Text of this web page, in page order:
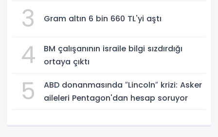
3 Gram altın 6 bin 660 TL'yi aştı
4
BM çalışanının israile bilgi sızdırdığı
ortaya çıktı
5
ABD donanmasında ″Lincoln″ krizi: Asker
aileleri Pentagon'dan hesap soruyor